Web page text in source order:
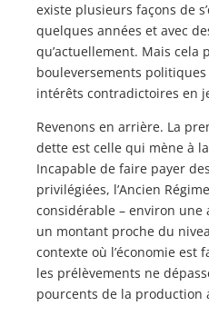
existe plusieurs façons de
quelques années et avec
qu’actuellement. Mais cela
bouleversements
intérêts contradictoires en
Revenons en arrière. La
dette est celle qui mène à
Incapable de faire payer
privilégiées, l’Ancien
considérable – environ
un montant proche du
contexte où l’économie est
les prélèvements ne
pourcents de la production